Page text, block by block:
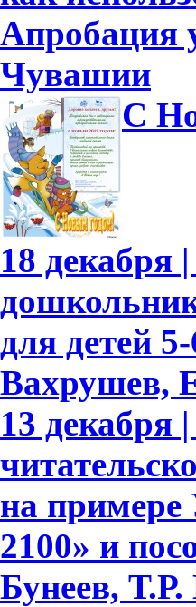
Апробация
Чувашии
С
18 декабря
для детей
Вахрушев,
13 декабря
на
2100» и
Бунеев,